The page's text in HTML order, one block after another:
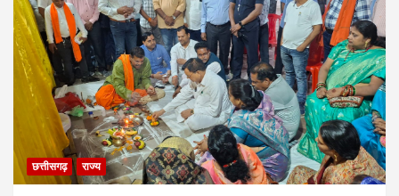
छत्तीसगढ़ राज्य